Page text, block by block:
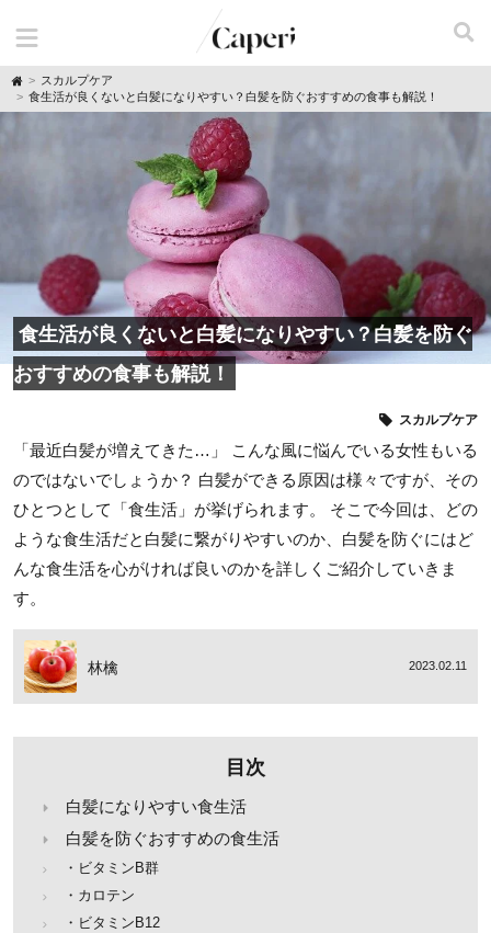
H
o
m
スカルプケア
食生活が良くないと白髪になりやすい？白髪を防ぐおすすめの食事も解説！
食生活が良くないと白髪になりやすい？白髪を防ぐ
おすすめの食事も解説！
スカルプケア
「最近白髪が増えてきた…」 こんな風に悩んでいる女性もいる
のではないでしょうか？ 白髪ができる原因は様々ですが、その
ひとつとして「食生活」が挙げられます。 そこで今回は、どの
ような食生活だと白髪に繋がりやすいのか、白髪を防ぐにはど
んな食生活を心がければ良いのかを詳しくご紹介していきま
す。
林檎 2023.02.11
目次
白髪になりやすい食生活
白髪を防ぐおすすめの食生活
・ビタミンB群
・カロテン
・ビタミンB12